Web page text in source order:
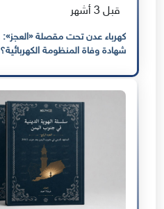
قبل 3 أشهر
شهادة وفاة المنظومة الكهربائية؟